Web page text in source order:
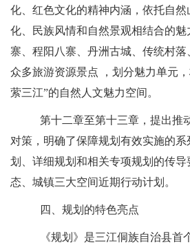
化、红色文化的精神内涵，依托自
化、民族风情和自然景观相结合的
寨、程阳八寨、丹洲古城、传统村
众多旅游资源景点 ，划分魅力单元
萦三江”的自然人文魅力空间。
第十二章至第十三章，提出推
对策，明确了保障规划有效实施的
划、详细规划和相关专项规划的传
态、城镇三大空间近期行动计划。
四、 规划的特色亮点
《规划》是三江侗族自治县首